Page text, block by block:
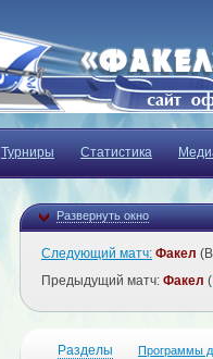
Турниры Статистика
Развернуть окно
Следующий матч: Факел
Предыдущий матч: Факел
Разделы Программы